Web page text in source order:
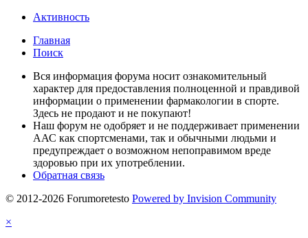
Активность
Главная
Поиск
Вся информация форума носит ознакомительный
характер для предоставления полноценной и правдивой
информации о применении фармакологии в спорте.
Здесь не продают и не покупают!
Наш форум не одобряет и не поддерживает применении
ААС как спортсменами, так и обычными людьми и
предупреждает о возможном непоправимом вреде
здоровью при их употреблении.
Обратная связь
© 2012-2026 Forumoretesto Powered by Invision Community
×